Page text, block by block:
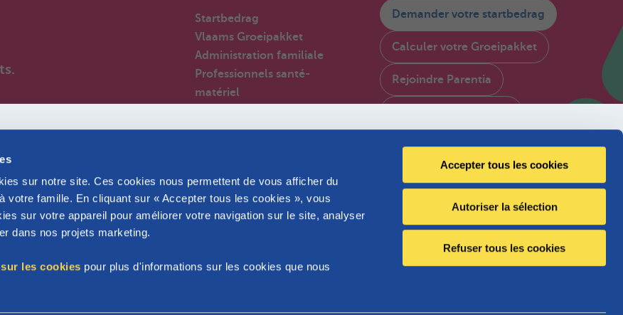
sur notre site. Ces cookies nous permettent de vous afficher du
votre famille. En cliquant sur « Accepter tous les cookies », vous
sur votre appareil pour améliorer votre navigation sur le site, analyser
dans nos projets marketing.
les cookies pour plus d'informations sur les cookies que nous
Accepter tous les cookies
Autoriser la sélection
Refuser tous les cookies
FR
Bruxelles
Startbedrag
Vlaams Groeipakket
Administration familiale
Professionnels santé-
matériel
Par-anges
Huizen van het kind
Foire aux questions
Partenaires
Demander votre startbedrag
Calculer votre Groeipakket
Rejoindre Parentia
Contactez-nous
Politque de qualité
Jobs